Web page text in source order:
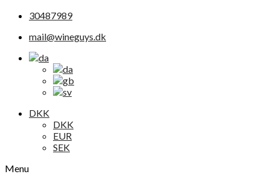
30487989
mail@wineguys.dk
DKK
DKK
EUR
SEK
Menu